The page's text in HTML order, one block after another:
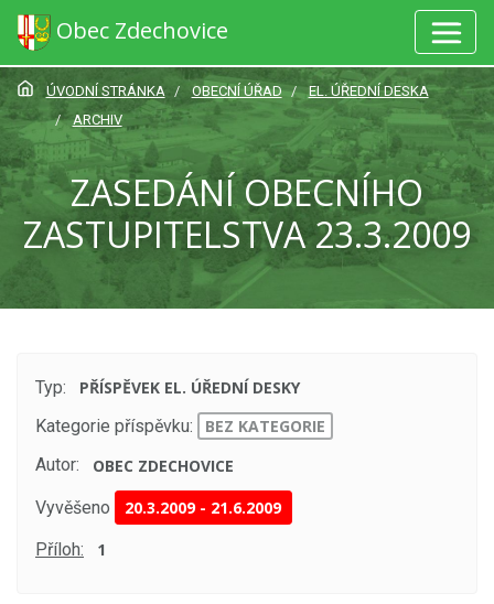
Obec Zdechovice
ÚVODNÍ STRÁNKA OBECNÍ ÚŘAD
EL. ÚŘEDNÍ DESKA
ARCHIV
ZASEDÁNÍ OBECNÍHO
ZASTUPITELSTVA 23.3.2009
Typ:
PŘÍSPĚVEK EL. ÚŘEDNÍ DESKY
Kategorie příspěvku:
BEZ KATEGORIE
Autor:
OBEC ZDECHOVICE
Vyvěšeno 20.3.2009- 21.6.2009
Příloh: 1